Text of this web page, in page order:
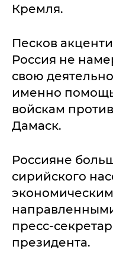
Кремля.
Песков
Россия не
свою
именно
войскам
Дамаск.
Россияне
сирийского
пресс-
президента.